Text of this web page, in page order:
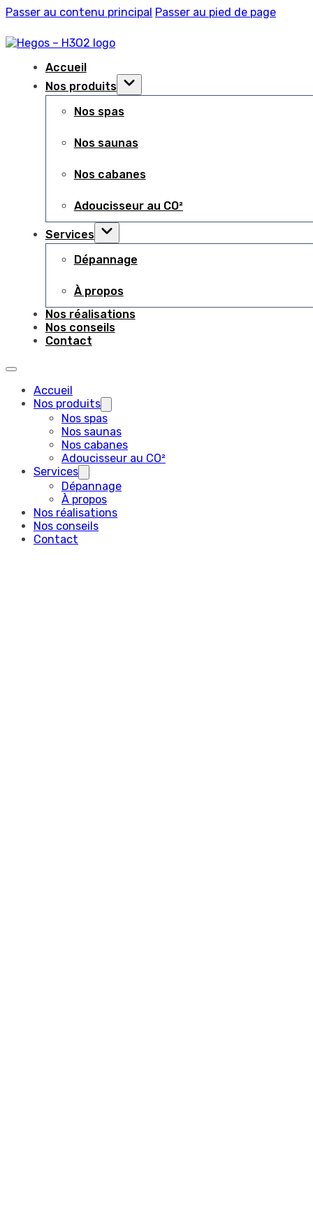
Passer au contenu principal Passer au pied de page
Accueil
Nos produits
Nos spas
Nos saunas
Nos cabanes
Adoucisseur au CO²
Services
Dépannage
À propos
Nos réalisations
Nos conseils
Contact
Accueil
Nos produits
Nos spas
Nos saunas
Nos cabanes
Adoucisseur au CO²
Services
Dépannage
À propos
Nos réalisations
Nos conseils
Contact